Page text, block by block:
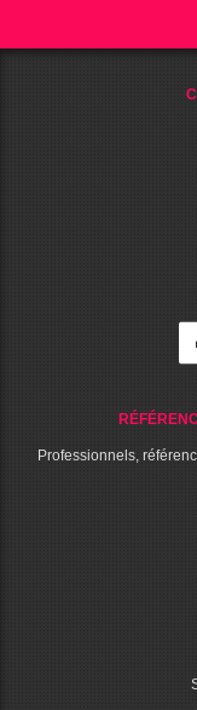
Professionnels,